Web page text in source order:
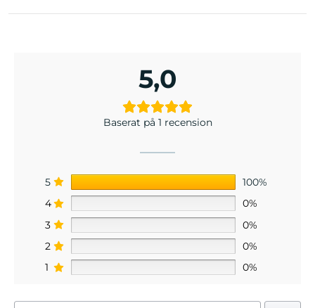
5,0
Baserat på 1 recension
5
100%
4
0%
3
0%
2
0%
1
0%